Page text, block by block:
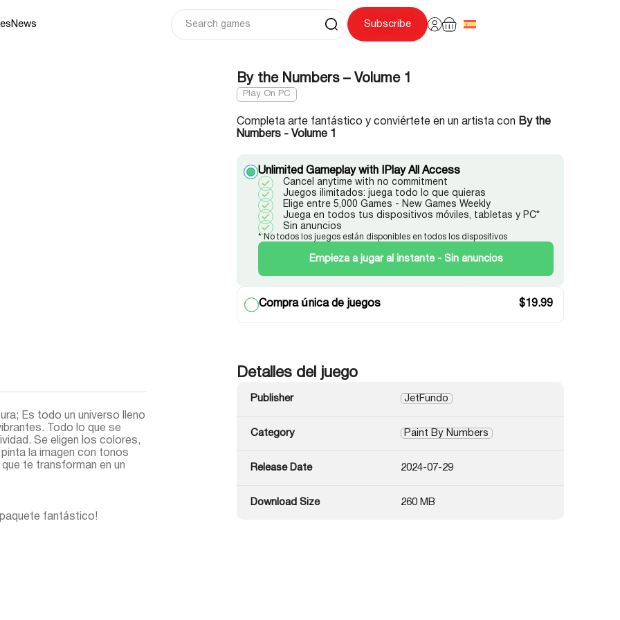
News Subscribe
By the Numbers – Volume 1
Play On PC
Unlimited Gameplay with IPlay All Access
Cancel anytime with no commitment
Juegos ilimitados: juega todo lo que quieras
Elige entre 5,000 Games - New Games Weekly
Juega en todos tus dispositivos móviles, tabletas y PC*
Sin anuncios
* No todos los juegos están disponibles en todos los dispositivos
Empieza a jugar al instante - Sin anuncios
Compra única de juegos $19.99
Completa arte fantástico y conviértete en un artista con By the
Numbers - Volume 1
Es todo un universo lleno
Todo lo que se
Se eligen los colores,
la imagen con tonos
te transforman en un
paquete fantástico!
Detalles del juego
Publisher JetFundo
Category Paint By Numbers
Release Date 2024-07-29
Download Size 260 MB